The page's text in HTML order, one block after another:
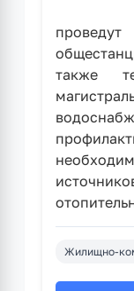
также
Жилищно-